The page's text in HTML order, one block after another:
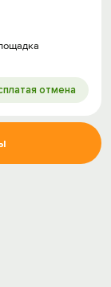
отмена